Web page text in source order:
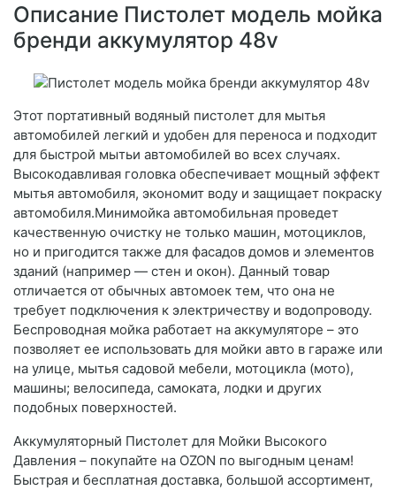
Описание Пистолет модель мойка
бренди аккумулятор 48v
Этот портативный водяный пистолет для мытья
автомобилей легкий и удобен для переноса и подходит
для быстрой мытьи автомобилей во всех случаях.
Высокодавливая головка обеспечивает мощный эффект
мытья автомобиля, экономит воду и защищает покраску
автомобиля.Минимойка автомобильная проведет
качественную очистку не только машин, мотоциклов,
но и пригодится также для фасадов домов и элементов
зданий (например — стен и окон). Данный товар
отличается от обычных автомоек тем, что она не
требует подключения к электричеству и водопроводу.
Беспроводная мойка работает на аккумуляторе – это
позволяет ее использовать для мойки авто в гараже или
на улице, мытья садовой мебели, мотоцикла (мото),
машины; велосипеда, самоката, лодки и других
подобных поверхностей.
Аккумуляторный Пистолет для Мойки Высокого
Давления – покупайте на OZON по выгодным ценам!
Быстрая и бесплатная доставка, большой ассортимент,